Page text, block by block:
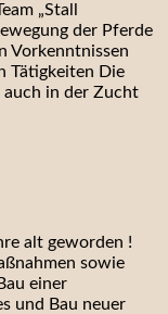
„Stall
der Pferde
Vorkenntnissen
Tätigkeiten Die
in der Zucht
alt geworden !
sowie
einer
und Bau neuer